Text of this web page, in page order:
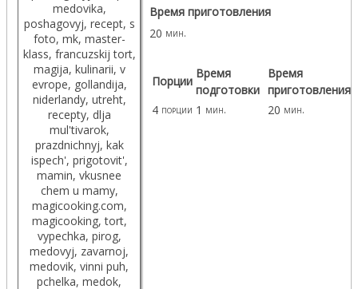
Время приготовления
20 мин.
Порции
Время
подготовки
4 порции 1 мин.
Время
приготовления
20 мин.